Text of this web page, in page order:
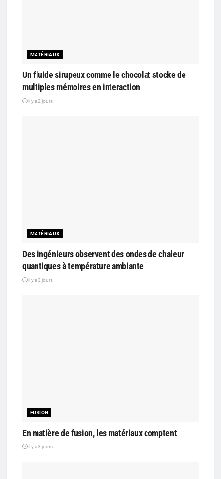
MATÉRIAUX
Un fluide sirupeux comme le chocolat stocke de
multiples mémoires en interaction
il y a 2 jours
MATÉRIAUX
Des ingénieurs observent des ondes de chaleur
quantiques à température ambiante
il y a 3 jours
FUSION
En matière de fusion, les matériaux comptent
il y a 3 jours